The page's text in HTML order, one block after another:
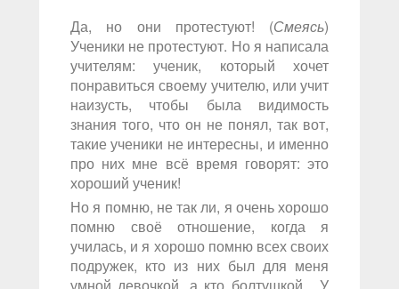
Да, но они протестуют! (Смеясь)
Ученики не протестуют. Но я написала
учителям: ученик, который хочет
понравиться своему учителю, или учит
наизусть, чтобы была видимость
знания того, что он не понял, так вот,
такие ученики не интересны, и именно
про них мне всё время говорят: это
хороший ученик!
Но я помню, не так ли, я очень хорошо
помню своё отношение, когда я
училась, и я хорошо помню всех своих
подружек, кто из них был для меня